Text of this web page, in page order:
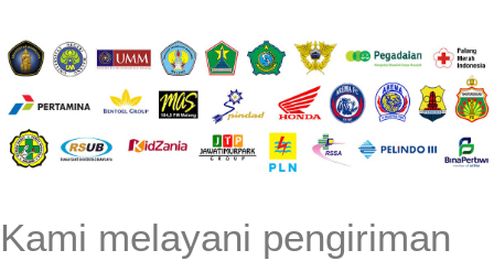
Kami melayani pengiriman